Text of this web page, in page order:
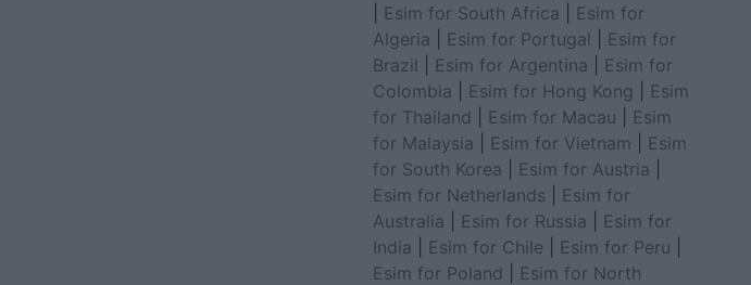
Esim for South Africa
Esim for
Algeria
Esim for Portugal
Esim for
Brazil
Esim for Argentina
Esim for
Colombia
Esim for Hong Kong
Esim
for Thailand
Esim for Macau
Esim
for Malaysia
Esim for Vietnam
Esim
for South Korea
Esim for Austria
Esim for Netherlands
Esim for
Australia
Esim for Russia
Esim for
India
Esim for Chile Esim for Peru
Esim for Poland
Esim for North